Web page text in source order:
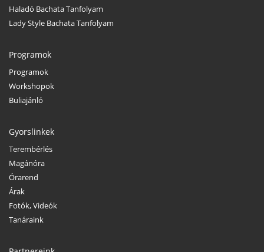
Haladó Bachata Tanfolyam
Lady Style Bachata Tanfolyam
Programok
Programok
Workshopok
Buliajánló
Gyorslinkek
Terembérlés
Magánóra
Órarend
Árak
Fotók, Videók
Tanáraink